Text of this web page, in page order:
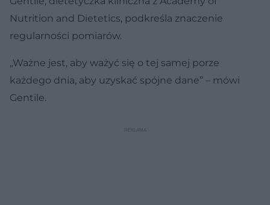
Nutrition and Dietetics, podkreśla znaczenie
regularności pomiarów.
„Ważne jest, aby ważyć się o tej samej porze
każdego dnia, aby uzyskać spójne dane” – mówi
Gentile.